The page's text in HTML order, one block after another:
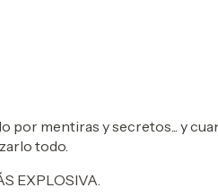
por mentiras y secretos... y
todo.
EXPLOSIVA.